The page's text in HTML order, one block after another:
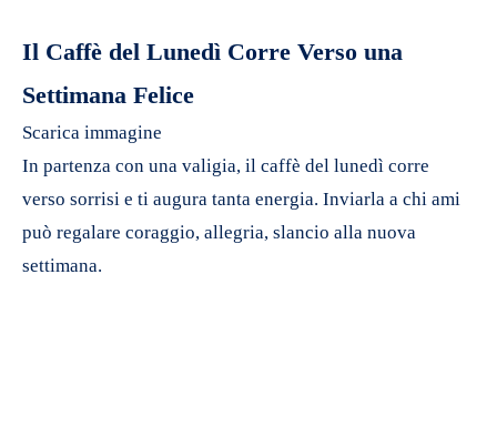
Il Caffè del Lunedì Corre Verso una
Settimana Felice
Scarica immagine
In partenza con una valigia, il caffè del lunedì corre
verso sorrisi e ti augura tanta energia. Inviarla a chi ami
può regalare coraggio, allegria, slancio alla nuova
settimana.